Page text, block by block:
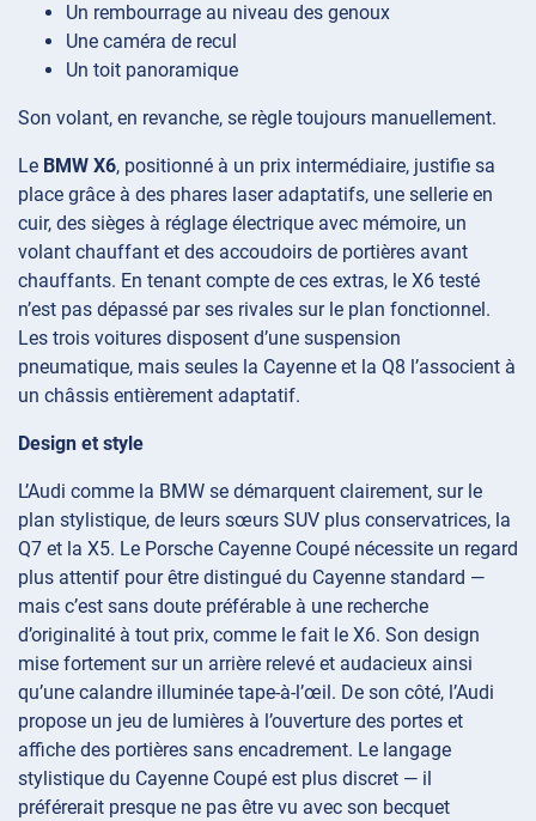
Un rembourrage au niveau des genoux
Une caméra de recul
Un toit panoramique
Son volant, en revanche, se règle toujours manuellement.
Le BMW X6, positionné à un prix intermédiaire, justifie sa
place grâce à des phares laser adaptatifs, une sellerie en
cuir, des sièges à réglage électrique avec mémoire, un
volant chauffant et des accoudoirs de portières avant
chauffants. En tenant compte de ces extras, le X6 testé
n’est pas dépassé par ses rivales sur le plan fonctionnel.
Les trois voitures disposent d’une suspension
pneumatique, mais seules la Cayenne et la Q8 l’associent à
un châssis entièrement adaptatif.
Design et style
L’Audi comme la BMW se démarquent clairement, sur le
plan stylistique, de leurs sœurs SUV plus conservatrices, la
Q7 et la X5. Le Porsche Cayenne Coupé nécessite un regard
plus attentif pour être distingué du Cayenne standard —
mais c’est sans doute préférable à une recherche
d’originalité à tout prix, comme le fait le X6. Son design
mise fortement sur un arrière relevé et audacieux ainsi
qu’une calandre illuminée tape-à-l’œil. De son côté, l’Audi
propose un jeu de lumières à l’ouverture des portes et
affiche des portières sans encadrement. Le langage
stylistique du Cayenne Coupé est plus discret — il
préférerait presque ne pas être vu avec son becquet